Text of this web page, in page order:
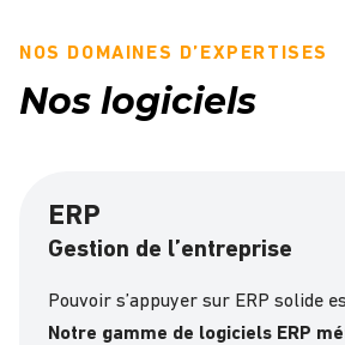
NOS DOMAINES D’EXPERTISES
Nos logiciels
ERP
Gestion de l’entreprise
Pouvoir s’appuyer sur ERP solide
Notre gamme de logiciels ERP